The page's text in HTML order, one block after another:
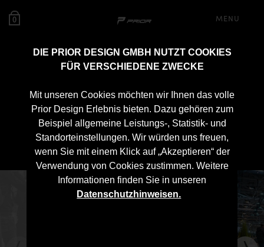
DIE PRIOR DESIGN GMBH NUTZT COOKIES
FÜR VERSCHIEDENE ZWECKE
Mit unseren Cookies möchten wir Ihnen das volle
Prior Design Erlebnis bieten. Dazu gehören zum
Beispiel allgemeine Leistungs-, Statistik- und
Standorteinstellungen. Wir würden uns freuen,
wenn Sie mit einem Klick auf „Akzeptieren“ der
Verwendung von Cookies zustimmen. Weitere
Informationen finden Sie in unseren
Datenschutzhinweisen.
0 MENU
PD700 Diffusor
Verlängerung für
Lamborghini Urus